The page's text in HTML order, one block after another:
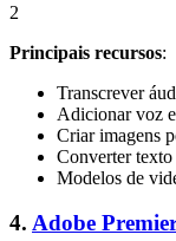
2
Principais recursos:
Transcrever
Adicionar voz
Criar imagens
Converter texto
Modelos de
4. Adobe